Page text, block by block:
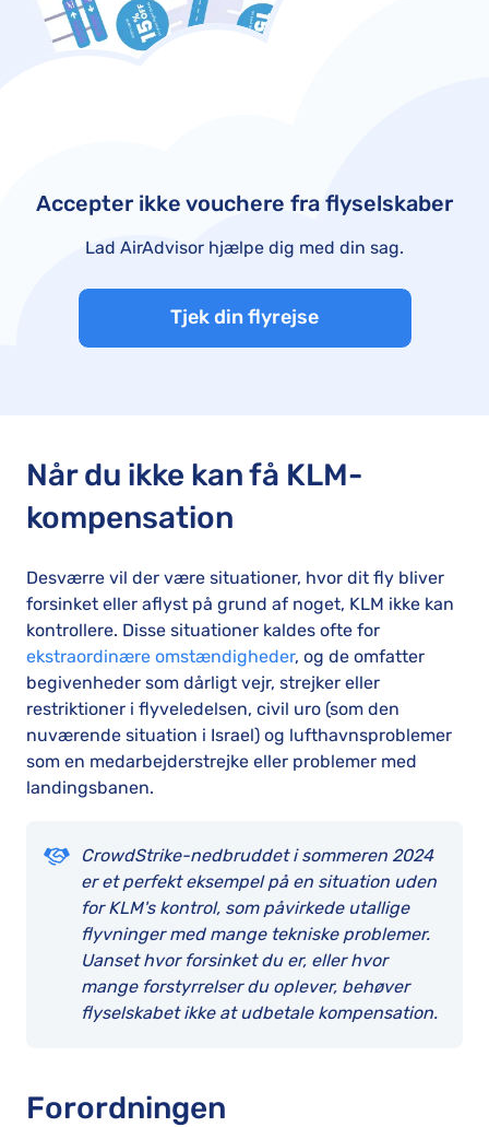
Accepter ikke vouchere fra flyselskaber
Lad AirAdvisor hjælpe dig med din sag.
Tjek din flyrejse
Når du ikke kan få KLM-
kompensation
Desværre vil der være situationer, hvor dit fly bliver
forsinket eller aflyst på grund af noget, KLM ikke kan
kontrollere. Disse situationer kaldes ofte for
ekstraordinære omstændigheder, og de omfatter
begivenheder som dårligt vejr, strejker eller
restriktioner i flyveledelsen, civil uro (som den
nuværende situation i Israel) og lufthavnsproblemer
som en medarbejderstrejke eller problemer med
landingsbanen.
CrowdStrike-nedbruddet i sommeren 2024
er et perfekt eksempel på en situation uden
for KLM's kontrol, som påvirkede utallige
flyvninger med mange tekniske problemer.
Uanset hvor forsinket du er, eller hvor
mange forstyrrelser du oplever, behøver
flyselskabet ikke at udbetale kompensation.
Forordningen